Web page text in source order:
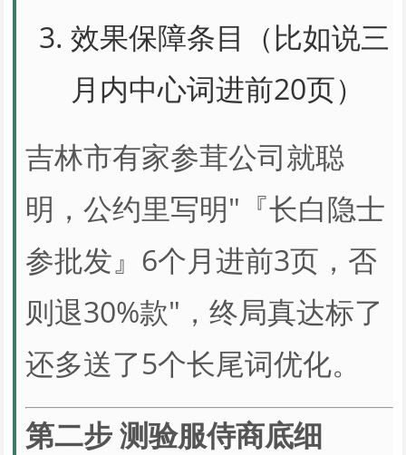
效果保障条目（比如说三
月内中心词进前20页）
吉林市有家参茸公司就聪
明，公约里写明"『长白隐士
参批发』6个月进前3页，否
则退30%款"，终局真达标了
还多送了5个长尾词优化。
第二步 测验服侍商底细